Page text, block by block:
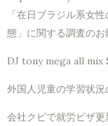
「在日ブラジル系女
態」に関する調査の
DJ tony mega all mix
外国人児童の学習状
会社クビで就労ビザ